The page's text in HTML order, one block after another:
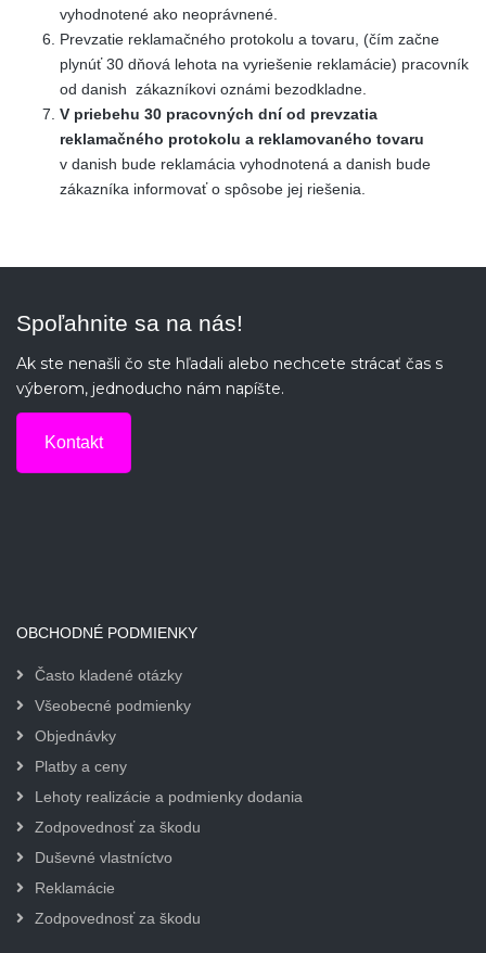
vyhodnotené ako neoprávnené.
Prevzatie reklamačného protokolu a tovaru, (čím začne
plynúť 30 dňová lehota na vyriešenie reklamácie) pracovník
od danish zákazníkovi oznámi bezodkladne.
V priebehu 30 pracovných dní od prevzatia
reklamačného protokolu a reklamovaného tovaru
v danish bude reklamácia vyhodnotená a danish bude
zákazníka informovať o spôsobe jej riešenia.
Spoľahnite sa na nás!
Ak ste nenašli čo ste hľadali alebo nechcete strácať čas s
výberom, jednoducho nám napíšte.
Kontakt
OBCHODNÉ PODMIENKY
Často kladené otázky
Všeobecné podmienky
Objednávky
Platby a ceny
Lehoty realizácie a podmienky dodania
Zodpovednosť za škodu
Duševné vlastníctvo
Reklamácie
Zodpovednosť za škodu